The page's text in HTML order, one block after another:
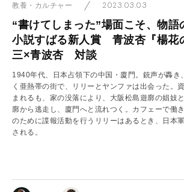
教養・カルチャー 2023.03.03
“書けてしまった”場面こそ、物
小説すばる新人賞 青波杏『楊
三×青波杏 対談
1940年代、日本占領下の中国・廈門。銃声が轟き
く亜熱帯の街で、リリーとヤンファは出会った。
まれるも、家の没落により、大阪松島遊廓の娼妓
廓から逃走し、廈門へと流れつく。カフェーで働
のために諜報活動を行うリリーはあるとき、日本
される。